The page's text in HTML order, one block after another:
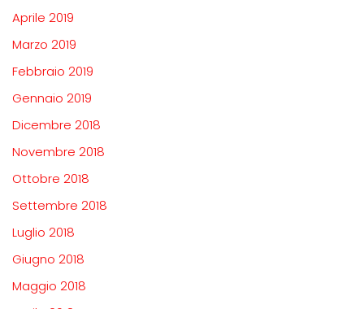
Aprile 2019
Marzo 2019
Febbraio 2019
Gennaio 2019
Dicembre 2018
Novembre 2018
Ottobre 2018
Settembre 2018
Luglio 2018
Giugno 2018
Maggio 2018